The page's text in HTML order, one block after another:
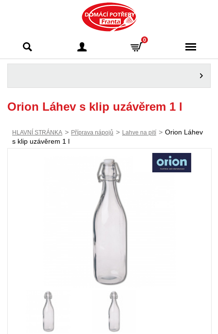
Franta - Příbram
0
Orion Láhev s klip uzávěrem 1 l
HLAVNÍ STRÁNKA > Příprava nápojů > Lahve na pití > Orion Láhev
s klip uzávěrem 1 l